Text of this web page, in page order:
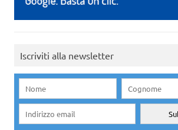
Iscriviti alla newsletter